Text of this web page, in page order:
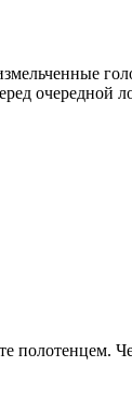
полотенцем.